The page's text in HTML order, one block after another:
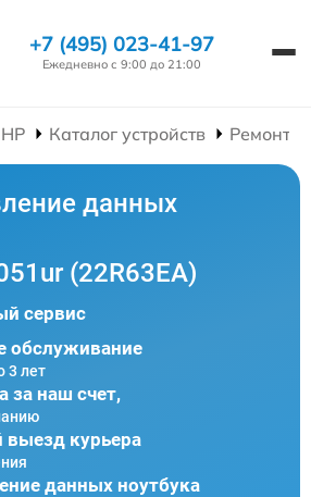
+7 (495) 023-41-97
Ежедневно с 9:00 до 21:00
Каталог устройств Ремонт
данных
(22R63EA)
сервис
обслуживание
3 лет
за наш счет,
выезд курьера
данных ноутбука